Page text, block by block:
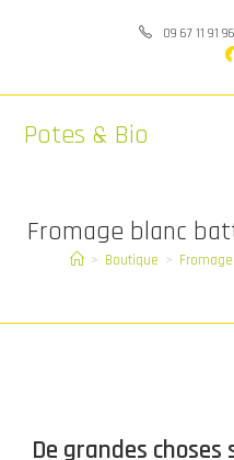
09 67 11 91 96
Potes & Bio
Fromage blanc
> Boutique >
De grandes